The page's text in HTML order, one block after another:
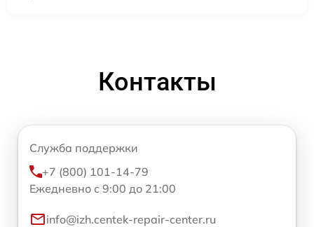
Контакты
Служба поддержки
+7 (800) 101-14-79
Ежедневно с 9:00 до 21:00
info@izh.centek-repair-center.ru